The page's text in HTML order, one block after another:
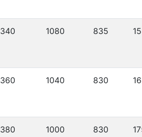
340 1080 835
360 1040 830
380 1000 830